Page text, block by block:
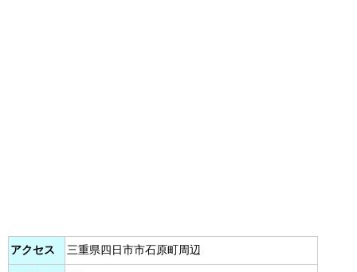
アクセス 三重県四日市市石原町周辺